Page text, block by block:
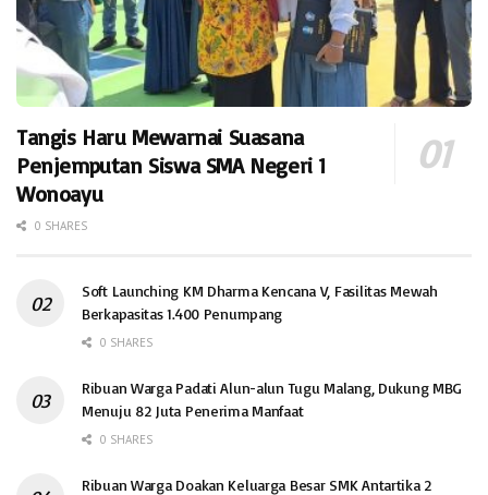
Tangis Haru Mewarnai Suasana
Penjemputan Siswa SMA Negeri 1
Wonoayu
0 SHARES
Soft Launching KM Dharma Kencana V, Fasilitas Mewah
Berkapasitas 1.400 Penumpang
0 SHARES
Ribuan Warga Padati Alun-alun Tugu Malang, Dukung MBG
Menuju 82 Juta Penerima Manfaat
0 SHARES
Ribuan Warga Doakan Keluarga Besar SMK Antartika 2